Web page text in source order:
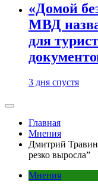
«Домой
МВД
для
3 дня спустя
Главная
Мнения
Дмитрий
резко выросла”
Мнения